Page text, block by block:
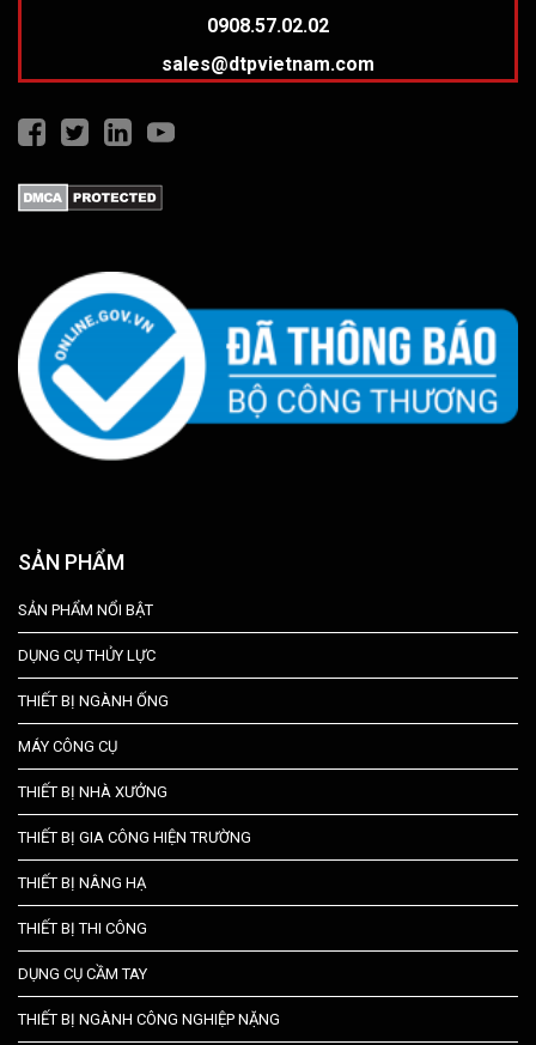
0908.57.02.02
sales@dtpvietnam.com
SẢN PHẨM
SẢN PHẨM NỔI BẬT
DỤNG CỤ THỦY LỰC
THIẾT BỊ NGÀNH ỐNG
MÁY CÔNG CỤ
THIẾT BỊ NHÀ XƯỞNG
THIẾT BỊ GIA CÔNG HIỆN TRƯỜNG
THIẾT BỊ NÂNG HẠ
THIẾT BỊ THI CÔNG
DỤNG CỤ CẦM TAY
THIẾT BỊ NGÀNH CÔNG NGHIỆP NẶNG